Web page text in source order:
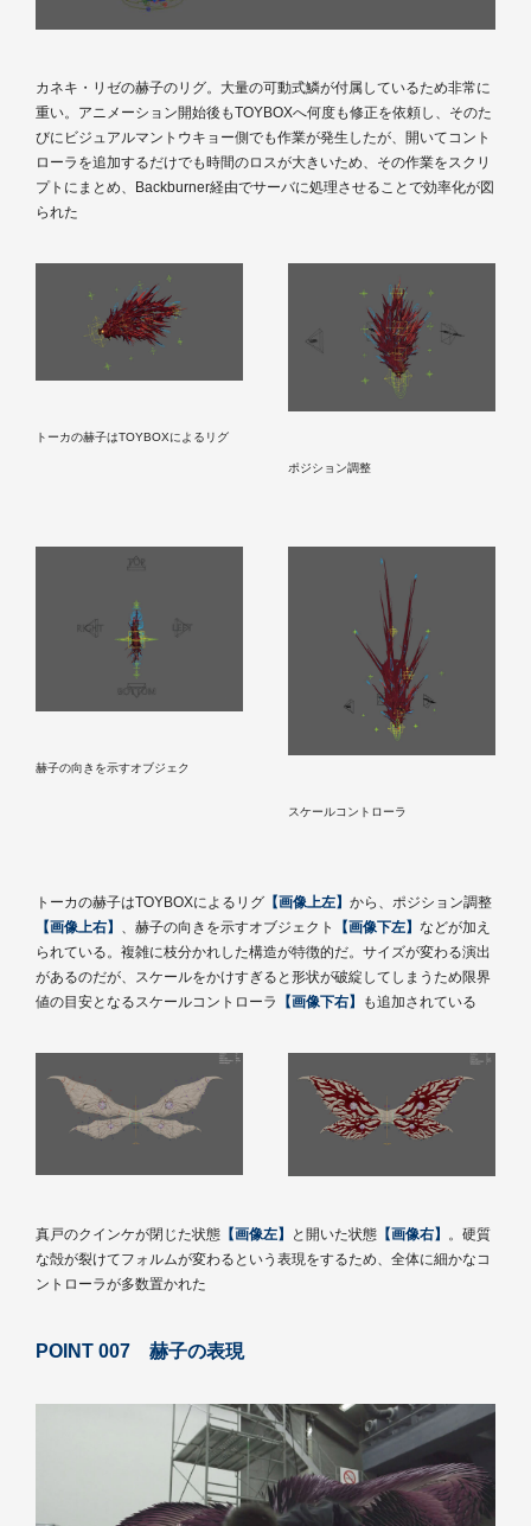
カネキ・リゼの赫子のリグ。大量の可動式鱗が付属しているため非常に
重い。アニメーション開始後もTOYBOXへ何度も修正を依頼し、そのた
びにビジュアルマントウキョー側でも作業が発生したが、開いてコント
ローラを追加するだけでも時間のロスが大きいため、その作業をスクリ
プトにまとめ、Backburner経由でサーバに処理させることで効率化が図
られた
トーカの赫子はTOYBOXによるリグ
ポジション調整
赫子の向きを示すオブジェク
スケールコントローラ
トーカの赫子はTOYBOXによるリグ 【画像上左】 から、ポジション調整
【画像上右】 、赫子の向きを示すオブジェクト 【画像下左】 などが加え
られている。複雑に枝分かれした構造が特徴的だ。サイズが変わる演出
があるのだが、スケールをかけすぎると形状が破綻してしまうため限界
値の目安となるスケールコントローラ
【画像下右】 も追加されている
真戸のクインケが閉じた状態 【画像左】 と開いた状態 【画像右】
。硬質
な殻が裂けてフォルムが変わるという表現をするため、全体に細かなコ
ントローラが多数置かれた
POINT 007 赫子の表現